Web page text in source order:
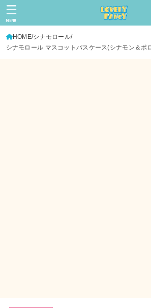
MENU
HOME シナモロール
シナモロール マスコットパスケース(シナモン＆ポ